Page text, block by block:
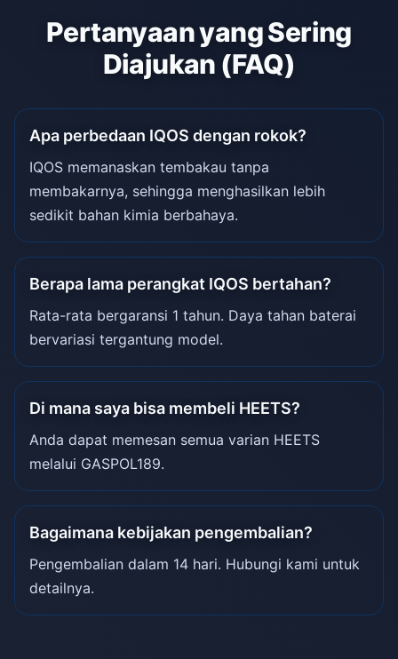
Pertanyaan yang Sering
Diajukan (FAQ)
Apa perbedaan IQOS dengan rokok?
IQOS memanaskan tembakau tanpa
membakarnya, sehingga menghasilkan lebih
sedikit bahan kimia berbahaya.
Berapa lama perangkat IQOS bertahan?
Rata-rata bergaransi 1 tahun. Daya tahan baterai
bervariasi tergantung model.
Di mana saya bisa membeli HEETS?
Anda dapat memesan semua varian HEETS
melalui GASPOL189.
Bagaimana kebijakan pengembalian?
Pengembalian dalam 14 hari. Hubungi kami untuk
detailnya.